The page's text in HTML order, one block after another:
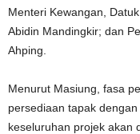
Menteri Kewangan,
Abidin Mandingkir; dan
Ahping.
Menurut Masiung, fasa
persediaan tapak
keseluruhan projek akan